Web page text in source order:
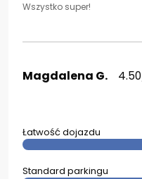
Wszystko super!
Magdalena G.
Łatwość dojazdu
Standard parkingu